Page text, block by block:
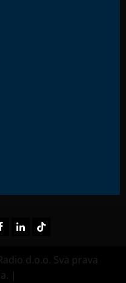
LinkedInTikTok
d.o.o. Sva prava
|